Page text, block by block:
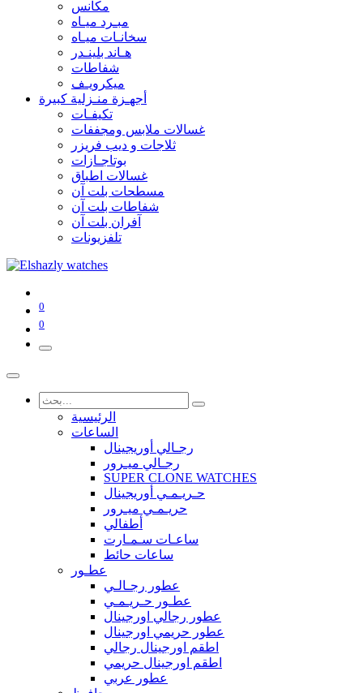
مكانس
مبـرد ميـاه
سخانـات ميـاه
هـاند بلينـدر
شفاطات
ميكرويـف
أجهـزة منـزلية كبيرة
تكيفـات
غسالات ملابس ومجففات
ثلاجات و ديب فريزر
بوتاجـازات
غسالات اطباق
مسطحات بلت آن
شفاطات بلت آن
آفران بلت آن
تلفزيونات
0
0
الرئيسية
الساعات
رجـالي أوريجينال
رجـالي ميـرور
SUPER CLONE WATCHES
حـريـمـي أوريجينال
حريـمـي ميـرور
أطفالي
ساعـات سـمـارت
ساعات حائط
عطـور
عطور رجـالـي
عطـور حـريـمـي
عطور رجالي اورجينال
عطور حريمي اورجينال
اطقم اورجينال رجالي
اطقم اورجينال حريمي
عطور عربي